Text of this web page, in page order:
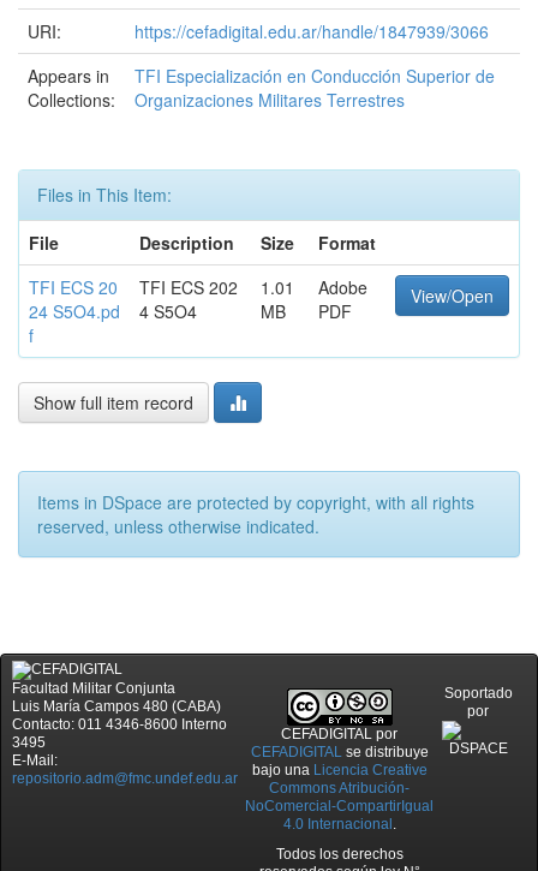
URI:
https://cefadigital.edu.ar/handle/1847939/3066
Appears in
Collections:
TFI Especialización en Conducción Superior de
Organizaciones Militares Terrestres
Files in This Item:
File
Description Size
Format
TFI ECS 20
24 S5O4.pd
f
TFI ECS 202
4 S5O4
1.01
MB
Adobe
PDF
View/Open
Show full item record
Items in DSpace are protected by copyright, with all rights
reserved, unless otherwise indicated.
Facultad Militar Conjunta
Luis María Campos 480 (CABA)
Contacto: 011 4346-8600 Interno
3495
E-Mail:
repositorio.adm@fmc.undef.edu.ar
CEFADIGITAL por
CEFADIGITALse distribuye
bajo una Licencia Creative
Commons Atribución-
NoComercial-CompartirIgual
4.0 Internacional .
Todos los derechos
Soportado
por